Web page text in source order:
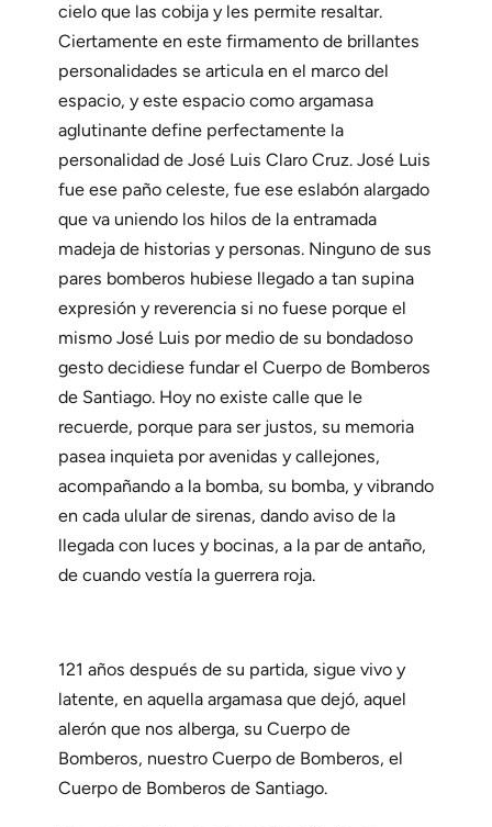
cielo que las cobija y les permite resaltar.
Ciertamente en este firmamento de brillantes
personalidades se articula en el marco del
espacio, y este espacio como argamasa
aglutinante define perfectamente la
personalidad de José Luis Claro Cruz. José Luis
fue ese paño celeste, fue ese eslabón alargado
que va uniendo los hilos de la entramada
madeja de historias y personas. Ninguno de sus
pares bomberos hubiese llegado a tan supina
expresión y reverencia si no fuese porque el
mismo José Luis por medio de su bondadoso
gesto decidiese fundar el Cuerpo de Bomberos
de Santiago. Hoy no existe calle que le
recuerde, porque para ser justos, su memoria
pasea inquieta por avenidas y callejones,
acompañando a la bomba, su bomba, y vibrando
en cada ulular de sirenas, dando aviso de la
llegada con luces y bocinas, a la par de antaño,
de cuando vestía la guerrera roja.
121 años después de su partida, sigue vivo y
latente, en aquella argamasa que dejó, aquel
alerón que nos alberga, su Cuerpo de
Bomberos, nuestro Cuerpo de Bomberos, el
Cuerpo de Bomberos de Santiago.